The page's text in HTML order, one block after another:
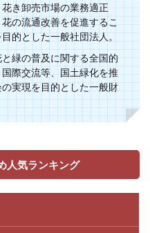
き卸売市場の業務適正
の流通改善を促進するこ
的とした一般社団法人。
緑の普及に関する全国的
際交流等、国土緑化を推
実現を目的とした一般財
人気ランキング